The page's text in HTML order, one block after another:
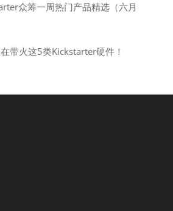
众筹一周热门产品精选（六月
带火这5类Kickstarter硬件！